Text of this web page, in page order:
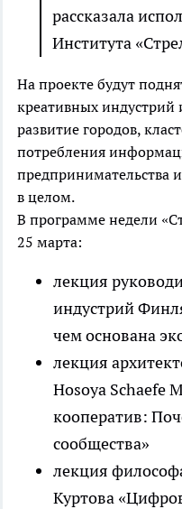
рассказала
Института
На проекте будут
креативных индустрий
развитие городов,
потребления
предпринимательства
в целом.
В программе недели
25 марта:
лекция
индустрий
чем основана
лекция
Hosoya Schaefe
кооператив:
сообщества»
лекция
Куртова